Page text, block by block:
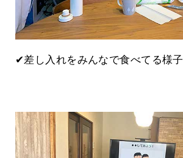
✔差し入れをみんなで食べてる様子